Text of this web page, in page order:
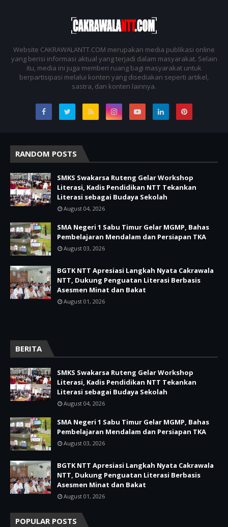
Website CAKRAWALANTT.COM merupakan media publikasi online
yang berisi informasi aktual yang terjadi dalam masyarakat. Selain
itu, media ini juga memberi ruang bagi masyarakat untuk
berpartisipasi melalui konten yang disediakan seperti artikel,
sastra, dan konten lainnya.
RANDOM POSTS
SMKS Swakarsa Ruteng Gelar Workshop
Literasi, Kadis Pendidikan NTT Tekankan
Literasi sebagai Budaya Sekolah
August 04, 2026
SMA Negeri 1 Sabu Timur Gelar MGMP, Bahas
Pembelajaran Mendalam dan Persiapan TKA
August 03, 2026
BGTK NTT Apresiasi Langkah Nyata Cakrawala
NTT, Dukung Penguatan Literasi Berbasis
Asesmen Minat dan Bakat
August 01, 2026
BERITA
SMKS Swakarsa Ruteng Gelar Workshop
Literasi, Kadis Pendidikan NTT Tekankan
Literasi sebagai Budaya Sekolah
August 04, 2026
SMA Negeri 1 Sabu Timur Gelar MGMP, Bahas
Pembelajaran Mendalam dan Persiapan TKA
August 03, 2026
BGTK NTT Apresiasi Langkah Nyata Cakrawala
NTT, Dukung Penguatan Literasi Berbasis
Asesmen Minat dan Bakat
August 01, 2026
POPULAR POSTS